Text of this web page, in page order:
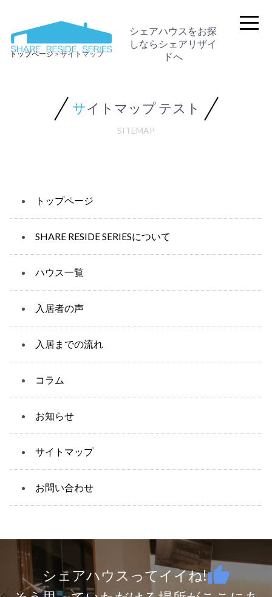
シェアハウスをお探
しならシェアリザイ
ドへ
トップページ>サイトマップ
サイトマップ テスト
SITEMAP
トップページ
SHARE RESIDE SERIESについて
ハウス一覧
入居者の声
入居までの流れ
コラム
お知らせ
サイトマップ
お問い合わせ
シェアハウスってイイね!thumb_up